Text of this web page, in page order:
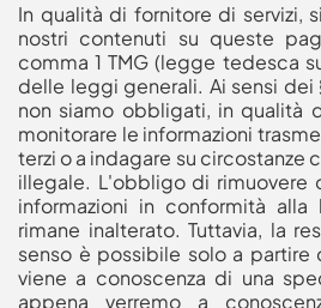
In qualità di fornitore di servizi,
nostri contenuti su queste
comma 1 TMG (legge tedesca
delle leggi generali. Ai sensi dei
non siamo obbligati, in qualità
monitorare le informazioni
terzi o a indagare su circostanze
illegale. L'obbligo di rimuovere
informazioni in conformità alla
rimane inalterato. Tuttavia, la
senso è possibile solo a partire
viene a conoscenza di una
appena verremo a